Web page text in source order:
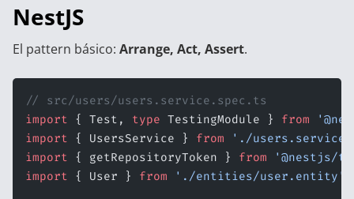
NestJS
El pattern básico: Arrange, Act, Assert.
// src/users/users.service.spec.ts
import { Test, type TestingModule } from
import { UsersService } from './users.service'
import { getRepositoryToken } from '@nestjs/
import { User } from './entities/user.entity'